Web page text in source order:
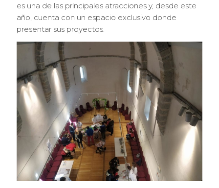
es una de las principales atracciones y, desde este
año, cuenta con un espacio exclusivo donde
presentar sus proyectos.